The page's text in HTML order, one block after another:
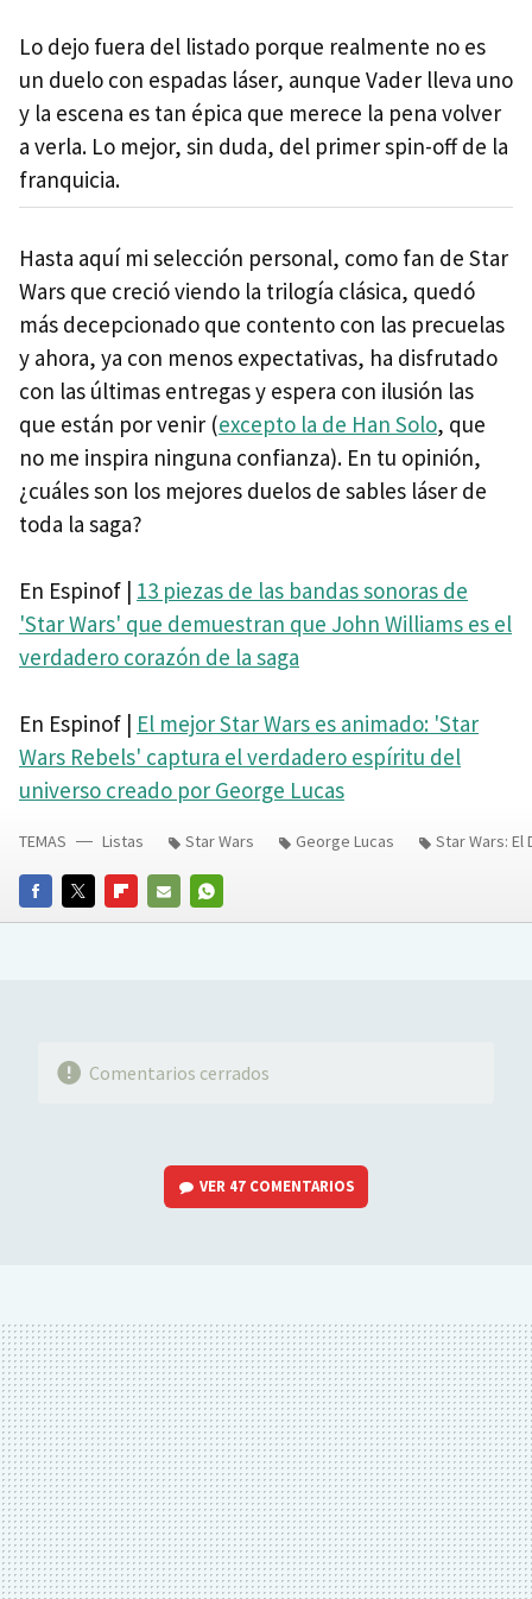
Lo dejo fuera del listado porque realmente no es
un duelo con espadas láser, aunque Vader lleva uno
y la escena es tan épica que merece la pena volver
a verla. Lo mejor, sin duda, del primer spin-off de la
franquicia.
Hasta aquí mi selección personal, como fan de Star
Wars que creció viendo la trilogía clásica, quedó
más decepcionado que contento con las precuelas
y ahora, ya con menos expectativas, ha disfrutado
con las últimas entregas y espera con ilusión las
que están por venir (excepto la de Han Solo, que
no me inspira ninguna confianza). En tu opinión,
¿cuáles son los mejores duelos de sables láser de
toda la saga?
En Espinof | 13 piezas de las bandas sonoras de
'Star Wars' que demuestran que John Williams es el
verdadero corazón de la saga
En Espinof | El mejor Star Wars es animado: 'Star
Wars Rebels' captura el verdadero espíritu del
universo creado por George Lucas
FACEBOOKTWITTERFLIPBOARD
E-
WHATSAPP
TEMAS Listas Star Wars George Lucas Star Wars:
Comentarios cerrados
VER 47 COMENTARIOS